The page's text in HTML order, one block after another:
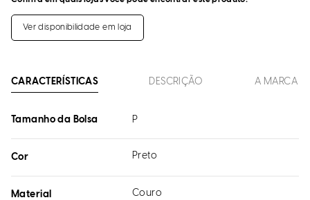
Ver disponibilidade em loja
CARACTERÍSTICAS DESCRIÇÃO A MARCA
Tamanho da Bolsa P
Cor Preto
Material Couro